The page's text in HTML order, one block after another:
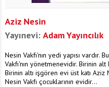
Aziz Nesin
Yayınevi: Adam Yayıncılık
Nesin Vakfı'nın yedi yapısı
Vakfı'nın yönetmenevidir. Birinin
Birinin altı işgören evi üst katı Aziz
Nesin Vakfı çocuklarının evidir...